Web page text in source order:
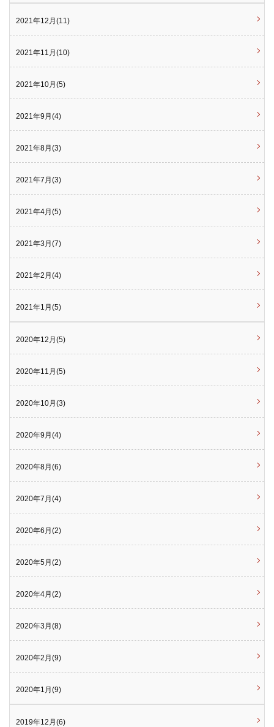
2021年12月(11)
2021年11月(10)
2021年10月(5)
2021年9月(4)
2021年8月(3)
2021年7月(3)
2021年4月(5)
2021年3月(7)
2021年2月(4)
2021年1月(5)
2020年12月(5)
2020年11月(5)
2020年10月(3)
2020年9月(4)
2020年8月(6)
2020年7月(4)
2020年6月(2)
2020年5月(2)
2020年4月(2)
2020年3月(8)
2020年2月(9)
2020年1月(9)
2019年12月(6)